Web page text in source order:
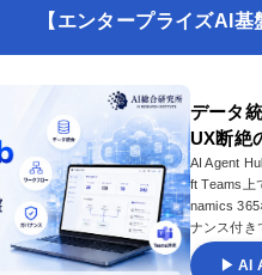
【エンタープライズAI
データ
UX断絶
AI Agent
ft Teams上
namics
ナンス付き
▶ AI